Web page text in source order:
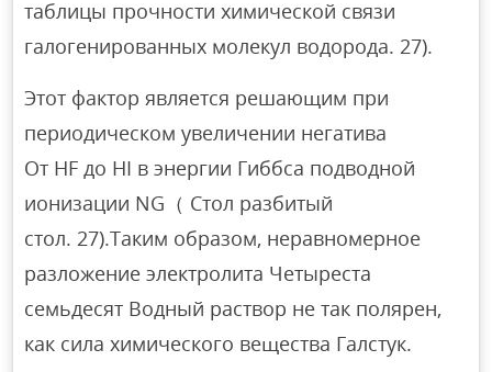
таблицы прочности химической связи
галогенированных молекул водорода. 27).
Этот фактор является решающим при
периодическом увеличении негатива
От HF до HI в энергии Гиббса подводной
ионизации NG（ Стол разбитый
стол. 27).Таким образом, неравномерное
разложение электролита Четыреста
семьдесят Водный раствор не так полярен,
как сила химического вещества Галстук.